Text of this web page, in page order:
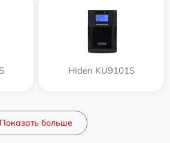
Hiden KU9101S
Показать больше